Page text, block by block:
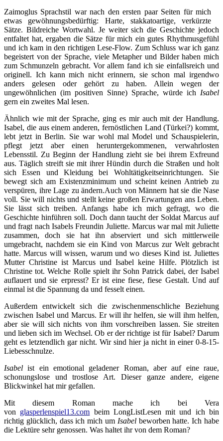
Zaimoglus Sprachstil war nach den ersten paar Seiten für mich
etwas gewöhnungsbedürftig: Harte, stakkatoartige, verkürzte
Sätze. Bildreiche Wortwahl. Je weiter sich die Geschichte jedoch
entfaltet hat, ergaben die Sätze für mich ein gutes Rhythmusgefühl
und ich kam in den richtigen Lese-Flow. Zum Schluss war ich ganz
begeistert von der Sprache, viele Metapher und Bilder haben mich
zum Schmunzeln gebracht. Vor allem fand ich sie einfallsreich und
originell. Ich kann mich nicht erinnern, sie schon mal irgendwo
anders gelesen oder gehört zu haben. Allein wegen der
ungewöhnlichen (im positiven Sinne) Sprache, würde ich Isabel
gern ein zweites Mal lesen.
Ähnlich wie mit der Sprache, ging es mir auch mit der Handlung.
Isabel, die aus einem anderen, fernöstlichen Land (Türkei?) kommt,
lebt jetzt in Berlin. Sie war wohl mal Model und Schauspielerin,
pflegt jetzt aber einen heruntergekommenen, verwahrlosten
Lebensstil. Zu Beginn der Handlung zieht sie bei ihrem Exfreund
aus. Täglich streift sie mit ihrer Hündin durch die Straßen und holt
sich Essen und Kleidung bei Wohltätigkeitseinrichtungen. Sie
bewegt sich am Existenzminimum und scheint keinen Antrieb zu
verspüren, ihre Lage zu ändern.Auch von Männern hat sie die Nase
voll. Sie will nichts und stellt keine großen Erwartungen ans Leben.
Sie lässt sich treiben. Anfangs habe ich mich gefragt, wo die
Geschichte hinführen soll. Doch dann taucht der Soldat Marcus auf
und fragt nach Isabels Freundin Juliette. Marcus war mal mit Juliette
zusammen, doch sie hat ihn abserviert und sich mittlerweile
umgebracht, nachdem sie ein Kind von Marcus zur Welt gebracht
hatte. Marcus will wissen, warum und wo dieses Kind ist. Juliettes
Mutter Christine ist Marcus und Isabel keine Hilfe. Plötzlich ist
Christine tot. Welche Rolle spielt ihr Sohn Patrick dabei, der Isabel
auflauert und sie erpresst? Er ist eine fiese, fiese Gestalt. Und auf
einmal ist die Spannung da und fesselt einen.
Außerdem entwickelt sich die zwischenmenschliche Beziehung
zwischen Isabel und Marcus. Er will ihr helfen, sie will ihm helfen,
aber sie will sich nichts von ihm vorschreiben lassen. Sie streiten
und lieben sich im Wechsel. Ob er der richtige ist für Isabel? Darum
geht es letztendlich gar nicht. Wir sind hier ja nicht in einer 0-8-15-
Liebesschnulze.
Isabelist ein emotional geladener Roman, aber auf eine raue,
schonungslose und trostlose Art. Dieser ganze andere, eigene
Blickwinkel hat mir gefallen.
Mit diesem Roman mache ich bei Vera
von glasperlenspiel13.com beim LongListLesen mit und ich bin
richtig glücklich, dass ich mich um Isabelbeworben hatte. Ich habe
die Lektüre sehr genossen. Was haltet ihr von dem Roman?